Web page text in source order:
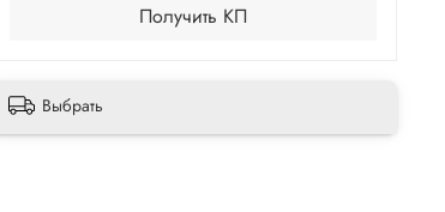
Получить КП
Выбрать